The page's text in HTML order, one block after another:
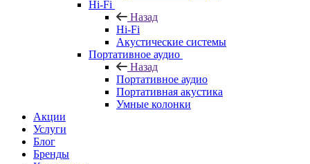
Hi-Fi
Назад
Hi-Fi
Акустические системы
Портативное аудио
Назад
Портативное аудио
Портативная акустика
Умные колонки
Акции
Услуги
Блог
Бренды